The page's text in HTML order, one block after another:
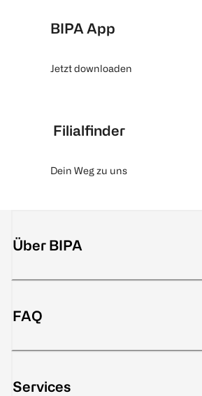
BIPA App
Jetzt downloaden
Filialfinder
Dein Weg zu uns
Über BIPA
FAQ
Services